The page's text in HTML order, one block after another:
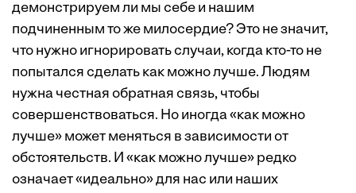
демонстрируем ли мы себе и нашим
подчиненным то же милосердие? Это не значит,
что нужно игнорировать случаи, когда кто-то не
попытался сделать как можно лучше. Людям
нужна честная обратная связь, чтобы
совершенствоваться. Но иногда «как можно
лучше» может меняться в зависимости от
обстоятельств. И «как можно лучше» редко
означает «идеально» для нас или наших